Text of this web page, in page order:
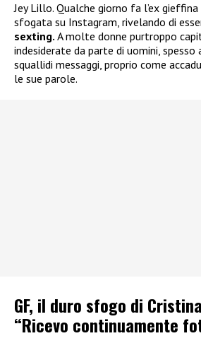
Jey Lillo. Qualche giorno fa l’ex
sfogata su Instagram, rivelando di
sexting. A molte donne purtroppo
indesiderate da parte di uomini, spesso
squallidi messaggi, proprio come
le sue parole.
GF, il duro sfogo di
“Ricevo continuamente